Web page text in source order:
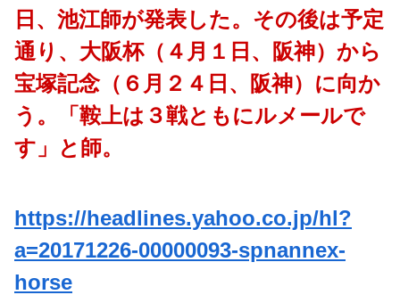
日、池江師が発表した。その後は予定
通り、大阪杯（４月１日、阪神）から
宝塚記念（６月２４日、阪神）に向か
う。「鞍上は３戦ともにルメールで
す」と師。
https://headlines.yahoo.co.jp/hl?
a=20171226-00000093-spnannex-
horse